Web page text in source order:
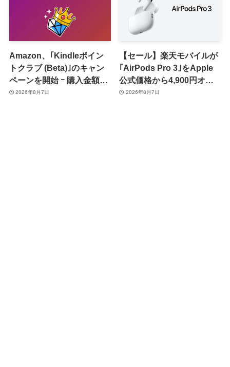
Amazon、｢Kindleポイン
トクラブ (Beta)｣のキャン
ペーンを開始 ｰ 購入金額に
応じて来月のポイント還元
2026年8月7日
【セール】楽天モバイルが
｢AirPods Pro 3｣をApple
公式価格から4,900円オフ
で販売中
2026年8月7日